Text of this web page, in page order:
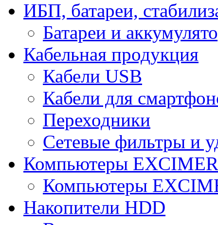
ИБП, батареи,
Батареи и
Кабельная продукция
Кабели USB
Кабели для
Переходники
Сетевые фильтры и
Компьютеры
Компьютеры
Накопители HDD